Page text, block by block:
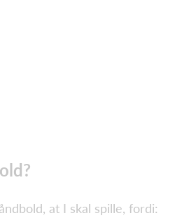
at I skal spille, fordi: